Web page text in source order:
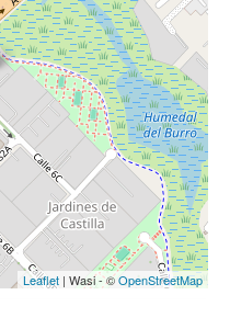
Leaflet | Wasi - ©OpenStreetMap